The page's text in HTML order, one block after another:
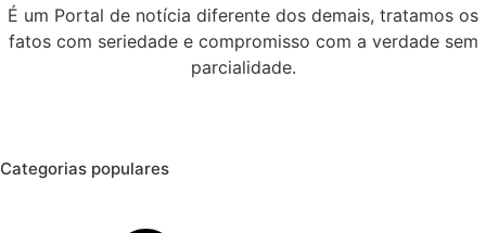
É um Portal de notícia diferente dos demais, tratamos os
fatos com seriedade e compromisso com a verdade sem
parcialidade.
Categorias populares